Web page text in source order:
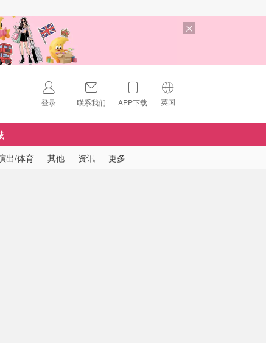
登录 联系我们 APP下载 英国
🇺🇸
🇨🇳
中国
出/体育 其他 资讯 更多